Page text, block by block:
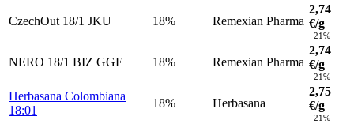
CzechOut 18/1 JKU 18% Remexian Pharma
2,74
€/g
−21%
NERO 18/1 BIZ GGE 18% Remexian Pharma
2,74
€/g
−21%
Herbasana Colombiana
18:01
18% Herbasana
2,75
€/g
−21%